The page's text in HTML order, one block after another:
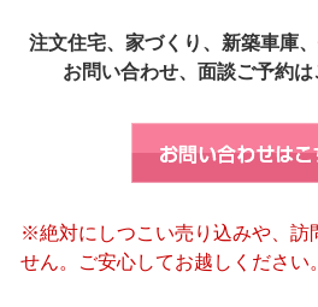
注文住宅、家づくり、新築車庫
お問い合わせ、面談ご予約
※絶対にしつこい売り込みや、訪
せん。ご安心してお越しください。